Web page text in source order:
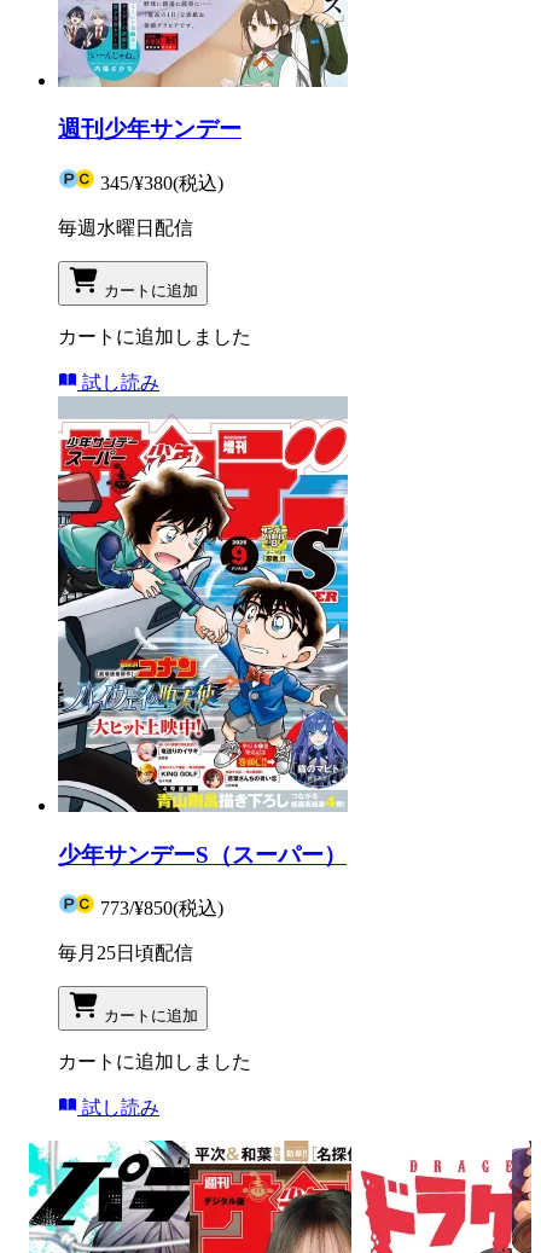
週刊少年サンデー
345/¥380(税込)
毎週水曜日配信
カートに追加
カートに追加しました
試し読み
少年サンデーS（スーパー）
773/¥850(税込)
毎月25日頃配信
カートに追加
カートに追加しました
試し読み